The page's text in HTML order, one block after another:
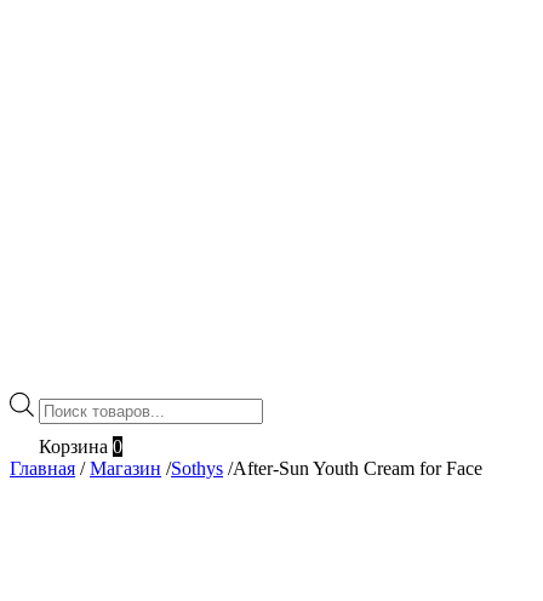
Поиск
товаров
Корзина 0
Главная / Магазин /Sothys /After-Sun Youth Cream for Face